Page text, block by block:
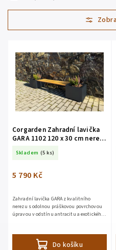
Nejdražší
Nejprodávanější
Corgarden Zahradní lavička
GARA 1102 120 x 30 cm nerez
Skladem (5 ks)
5 790 Kč
Do košíku
Zahradní lavička GARA z kvalitního
nerezu s odolnou práškovou povrchovou
úpravou v odstínu antracitu a exotického